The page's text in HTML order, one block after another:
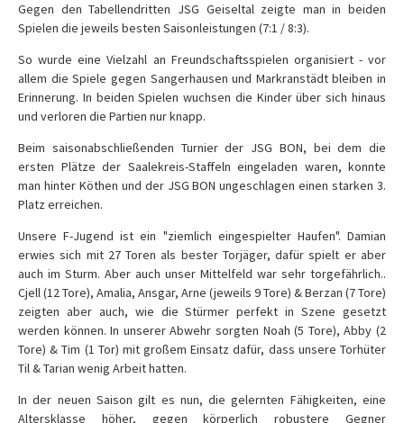
Gegen den Tabellendritten JSG Geiseltal zeigte man in beiden
Spielen die jeweils besten Saisonleistungen (7:1 / 8:3).
So wurde eine Vielzahl an Freundschaftsspielen organisiert - vor
allem die Spiele gegen Sangerhausen und Markranstädt bleiben in
Erinnerung. In beiden Spielen wuchsen die Kinder über sich hinaus
und verloren die Partien nur knapp.
Beim saisonabschließenden Turnier der JSG BON, bei dem die
ersten Plätze der Saalekreis-Staffeln eingeladen waren, konnte
man hinter Köthen und der JSG BON ungeschlagen einen starken 3.
Platz erreichen.
Unsere F-Jugend ist ein "ziemlich eingespielter Haufen". Damian
erwies sich mit 27 Toren als bester Torjäger, dafür spielt er aber
auch im Sturm. Aber auch unser Mittelfeld war sehr torgefährlich..
Cjell (12 Tore), Amalia, Ansgar, Arne (jeweils 9 Tore) & Berzan (7 Tore)
zeigten aber auch, wie die Stürmer perfekt in Szene gesetzt
werden können. In unserer Abwehr sorgten Noah (5 Tore), Abby (2
Tore) & Tim (1 Tor) mit großem Einsatz dafür, dass unsere Torhüter
Til & Tarian wenig Arbeit hatten.
In der neuen Saison gilt es nun, die gelernten Fähigkeiten, eine
Altersklasse höher, gegen körperlich robustere Gegner